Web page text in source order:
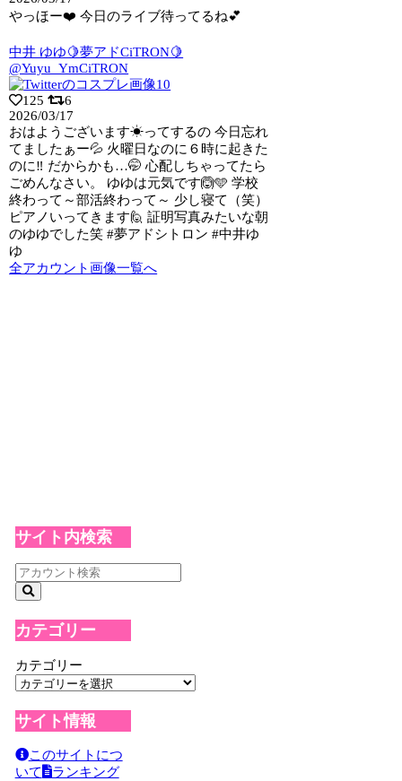
やっほー❤️ 今日のライブ待ってるね💕︎
中井 ゆゆ🍋夢アドCiTRON🍋
@Yuyu_YmCiTRON
125
6
2026/03/17
おはようございます☀ってするの 今日忘れ
てましたぁー💦 火曜日なのに６時に起きた
のに‼️ だからかも…🤭 心配しちゃってたら
ごめんなさい。 ゆゆは元気です🙆🩵 学校
終わって～部活終わって～ 少し寝て（笑）
ピアノいってきます🙋 証明写真みたいな朝
のゆゆでした笑 #夢アドシトロン #中井ゆ
ゆ
全アカウント画像一覧へ
サイト内検索
カテゴリー
カテゴリー
サイト情報
このサイトにつ
いて
ランキング